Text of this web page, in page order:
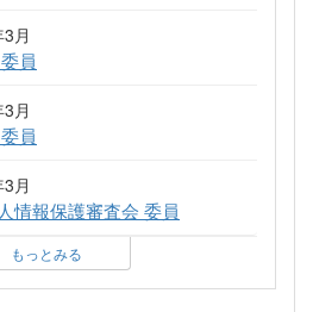
月
員
月
員
月
情報保護審査会 委員
もっとみる